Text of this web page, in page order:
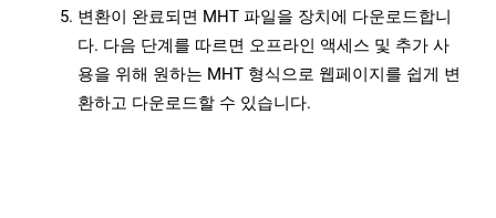
변환이 완료되면 MHT 파일을 장치에 다운로드합니
다. 다음 단계를 따르면 오프라인 액세스 및 추가 사
용을 위해 원하는 MHT 형식으로 웹페이지를 쉽게 변
환하고 다운로드할 수 있습니다.